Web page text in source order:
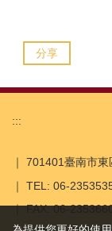
分享
:::
｜ 701401臺南市
｜ TEL: 06-
｜ FAX: 06-